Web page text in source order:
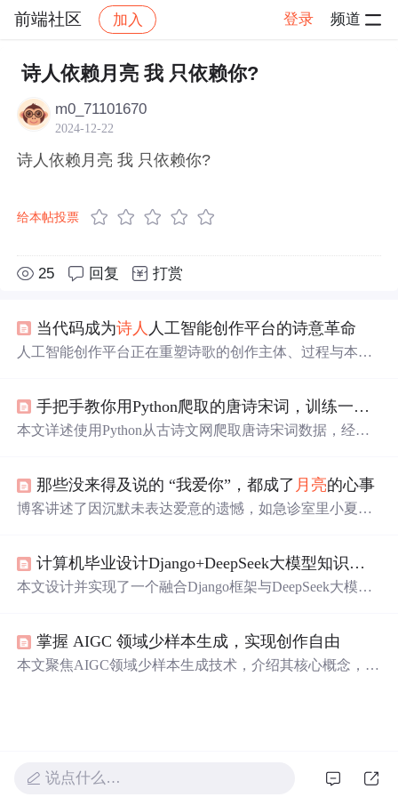
前端社区 加入 登录 频道
社区 前端社区 感慨 帖子详情
诗人依赖月亮 我 只依赖你?
m0_71101670
2024-12-22
诗人依赖月亮 我 只依赖你?
给本帖投票
25 回复 打赏
当代码成为诗人 人工智能创作平台的诗意革命
人工智能创作平台正在重塑诗歌的创作主体、过程与本体
作门槛，还拓展了诗意表达的边界，推动数字时代文学形
态的重构，并促使人们重新思考艺术价值与创造力本质。
手把手教你用Python爬取的唐诗宋词，训练一个自己的AI
本文详述使用Python从古诗文网爬取唐诗宋词数据，经清
略提升生成质量，最终通过Flask部署为可交互AI诗人系
统。核心技术涵盖网络爬虫、NLP预处理、文本生成及轻
那些没来得及说的 “我爱你”，都成了 月亮的心事
博客讲述了因沉默未表达爱意的遗憾，如急诊室里小夏没
常爱意清单、创造情感表达仪式、练习即时情感反馈。计算机毕业设计Django+DeepSeek大模型知识图谱古诗词情感分析 古诗词推荐系统 古诗词可视化 大数据毕业设计(源码+LW+PPT+讲解)
本文设计并实现了一个融合Django框架与DeepSeek大模型
储图谱数据，结合LoRA微调DeepSeek模型，并利用EChart
s实现情感分布、诗人关系等可视化分析，在《全唐诗》数
掌握 AIGC 领域少样本生成，实现创作自由
本文聚焦AIGC领域少样本生成技术，介绍其核心概念，如
说点什么…